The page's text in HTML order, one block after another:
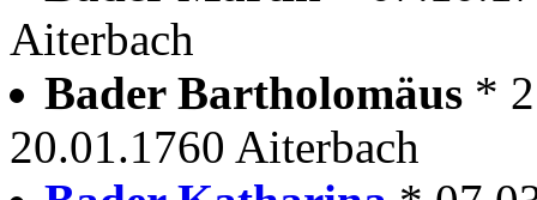
Aiterbach
Bader Bartholomäus *
20.01.1760 Aiterbach